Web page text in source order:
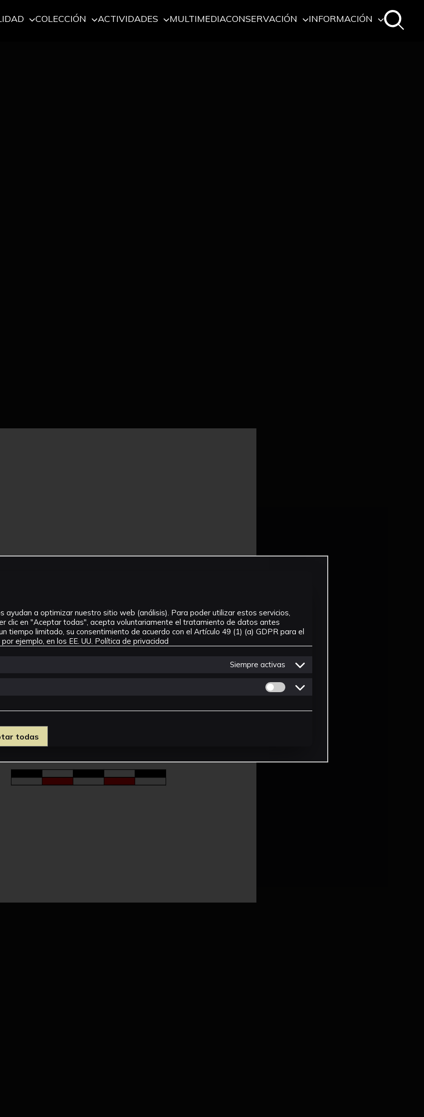
COLECCIÓN ACTIVIDADES MULTIMEDIACONSERVACIÓN INFORMACIÓN
ayudan a optimizar nuestro sitio web (análisis). Para poder utilizar estos servicios,
clic en "Aceptar todas", acepta voluntariamente el tratamiento de datos antes
tiempo limitado, su consentimiento de acuerdo con el Artículo 49 (1) (a) GDPR para el
ejemplo, en los EE. UU. Política de privacidad
Siempre activas
Permitir cookies de Personalizacion
todas